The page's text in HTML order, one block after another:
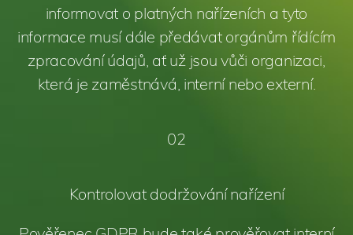
informovat o platných nařízeních a tyto
informace musí dále předávat orgánům řídícím
zpracování údajů, ať už jsou vůči organizaci,
která je zaměstnává, interní nebo externí.
02
Kontrolovat dodržování nařízení